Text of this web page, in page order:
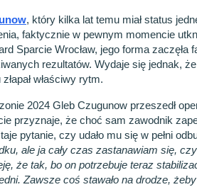
, który kilka lat temu miał status
faktycznie w pewnym momencie
Sparcie Wrocław, jego forma zaczęła
rezultatów. Wydaje się jednak,
właściwy rytm.
2024 Gleb Czugunow przeszedł
przyznaje, że choć sam zawodnik
pytanie, czy udało mu się w pełni
ale ja cały czas zastanawiam się,
że tak, bo on potrzebuje teraz
Zawsze coś stawało na drodze,